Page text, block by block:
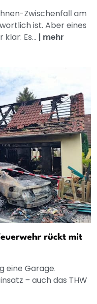
Zwischenfall am
ist. Aber eines
Es... | mehr
rückt mit
eine Garage.
– auch das THW